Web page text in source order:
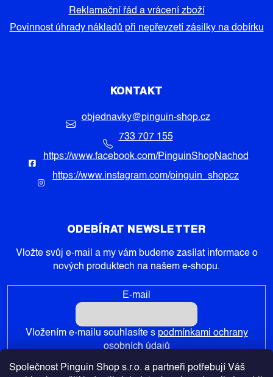
Společnost Pinguin Shop s.r.o. a partneři potřebují Váš
Reklamační řád a vrácení zboží
Povinnost úhrady nákladů při nepřevzetí zásilky na dobírku
KONTAKT
objednavky@pinguin-shop.cz
733 707 155
https://www.facebook.com/PinguinShopNachod
https://www.instagram.com/pinguin_shopcz
ODEBÍRAT NEWSLETTER
Vložte svůj e-mail a my vám budeme zasílat informace o
nových produktech na našem e-shopu.
E-mail
Vložením e-mailu souhlasíte s podmínkami ochrany
osobních údajů